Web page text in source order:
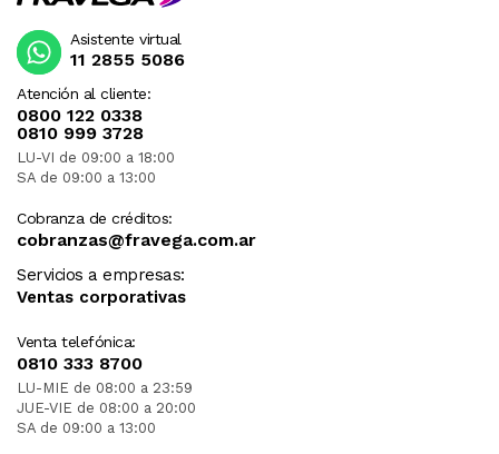
Atención al cliente:
0800 122 0338
0810 999 3728
LU-VI de 09:00 a 18:00
SA de 09:00 a 13:00
Cobranza de créditos:
cobranzas@fravega.com.ar
Servicios a empresas:
Ventas corporativas
Venta telefónica:
0810 333 8700
LU-MIE de 08:00 a 23:59
JUE-VIE de 08:00 a 20:00
SA de 09:00 a 13:00
Asistente virtual
11 2855 5086